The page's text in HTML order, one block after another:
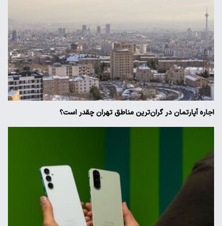
اجاره آپارتمان در گران‌ترین مناطق تهران چقدر است؟